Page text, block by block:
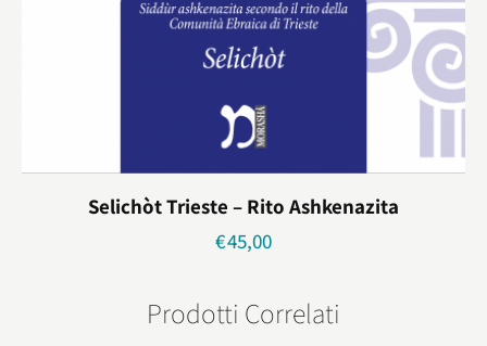
Selichòt Trieste – Rito Ashkenazita
€45,00
Prodotti Correlati